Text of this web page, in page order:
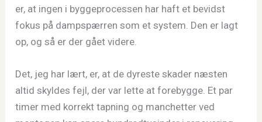
er, at ingen i byggeprocessen har haft et bevidst
fokus på dampspærren som et system. Den er lagt
op, og så er der gået videre.
Det, jeg har lært, er, at de dyreste skader næsten
altid skyldes fejl, der var lette at forebygge. Et par
timer med korrekt tapning og manchetter ved